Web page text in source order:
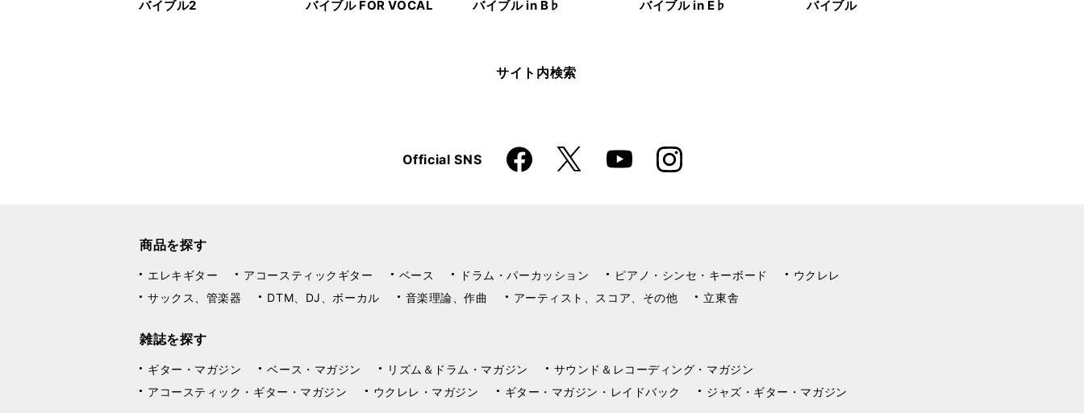
バイブル2
バイブル FOR VOCAL
バイブル in B♭
バイブル in E♭
バイブル
サイト内検索
Official SNSFaceboo
k
X YouTube Instagra
m
商品を探す
エレキギター アコースティックギター ベース ドラム・パーカッション ピアノ・シンセ・キーボード
ウクレレ
サックス、管楽器
DTM、DJ、ボーカル 音楽理論、作曲 アーティスト、スコア、その他 立東舎
雑誌を探す
ギター・マガジン ベース・マガジン リズム＆ドラム・マガジン
サウンド＆レコーディング・マガジン
アコースティック・ギター・マガジン
ウクレレ・マガジン ギター・マガジン・レイドバック ジャズ・ギター・マガジン